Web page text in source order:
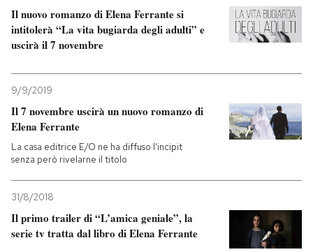
Entra
Il nuovo romanzo di Elena Ferrante si
intitolerà “La vita bugiarda degli adulti” e
uscirà il 7 novembre
9/9/2019
Il 7 novembre uscirà un nuovo romanzo di
Elena Ferrante
La casa editrice E/O ne ha diffuso l'incipit
senza però rivelarne il titolo
31/8/2018
Il primo trailer di “L’amica geniale”, la
serie tv tratta dal libro di Elena Ferrante